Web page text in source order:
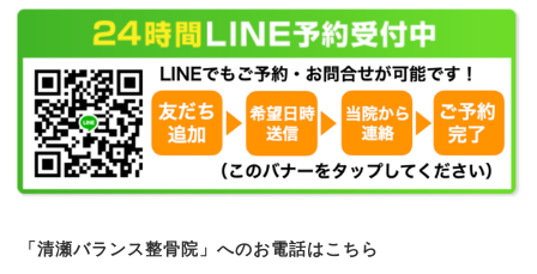
「清瀬バランス整骨院」へのお電話はこちら